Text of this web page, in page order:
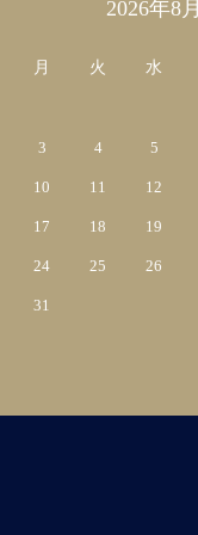
2026年8月
月 火 水
3 4 5
10 11 12
17 18 19
24 25 26
31